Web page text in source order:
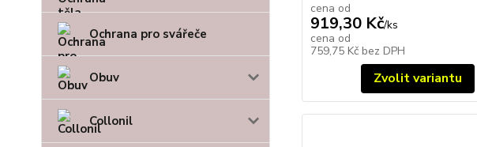
Ochrana pro svářeče
Obuv
Collonil
cena od
919,30 Kč/ks
cena od
759,75 Kč bez DPH
Zvolit variantu